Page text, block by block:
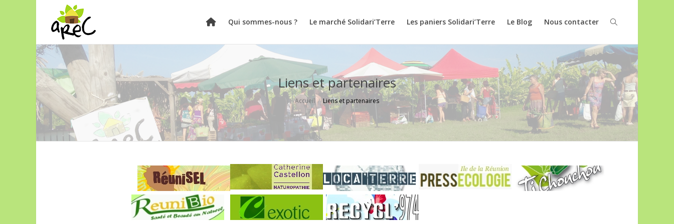
Qui sommes-nous ? Le marché Solidari’Terre Les paniers Solidari’Terre Le Blog Nous contacter
Liens et partenaires
Accueil Liens et partenaires